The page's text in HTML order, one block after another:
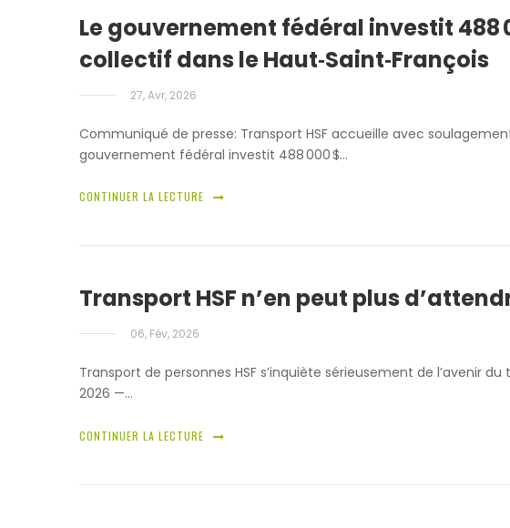
Le gouvernement fédéral investit
collectif dans le Haut‑Saint‑François
27, Avr, 2026
Communiqué de presse: Transport HSF accueille avec
gouvernement fédéral investit 488 000 $…
CONTINUER LA LECTURE
Transport HSF n’en peut plus
06, Fév, 2026
Transport de personnes HSF s’inquiète sérieusement de l’avenir
2026 —…
CONTINUER LA LECTURE